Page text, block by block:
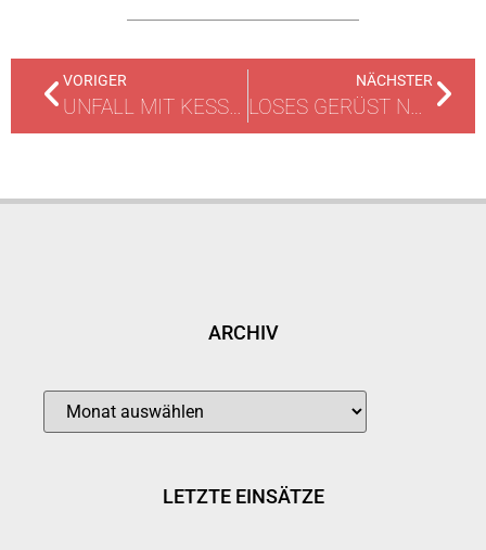
VORIGER
UNFALL MIT KESSELWAGEN / AUSTRITT VON GEFAHRSTOFF
NÄCHSTER
LOSES GERÜST NACH STURM
ARCHIV
LETZTE EINSÄTZE